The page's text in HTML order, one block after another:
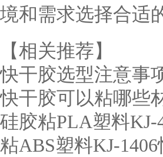
境和需求选择合适
【相关推荐】
快干胶选型注意事
快干胶可以粘哪些
硅胶粘PLA塑料
粘ABS塑料KJ-